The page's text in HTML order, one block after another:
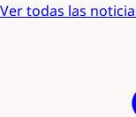
Ver todas las